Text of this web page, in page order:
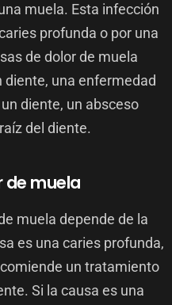
muela. Esta infección
profunda o por una
de dolor de muela
diente, una enfermedad
diente, un absceso
del diente.
de muela
muela depende de la
es una caries profunda,
un tratamiento
Si la causa es una